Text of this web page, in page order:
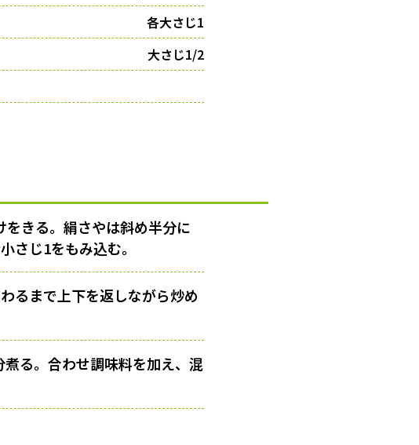
各大さじ1
大さじ1/2
きる。絹さやは斜め半分に
さじ1をもみ込む。
るまで上下を返しながら炒め
る。合わせ調味料を加え、混